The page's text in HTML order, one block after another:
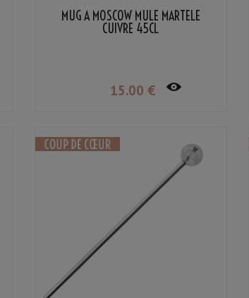
MUG À MOSCOW MULE MARTELÉ
CUIVRE 45CL
15.00 €